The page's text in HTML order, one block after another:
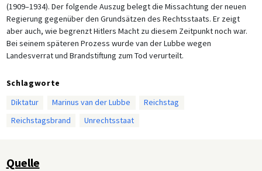
(1909–1934). Der folgende Auszug belegt die Missachtung der neuen
Regierung gegenüber den Grundsätzen des Rechtsstaats. Er zeigt
aber auch, wie begrenzt Hitlers Macht zu diesem Zeitpunkt noch war.
Bei seinem späteren Prozess wurde van der Lubbe wegen
Landesverrat und Brandstiftung zum Tod verurteilt.
Schlagworte
Diktatur
Marinus van der Lubbe
Reichstag
Reichstagsbrand
Unrechtsstaat
Quelle